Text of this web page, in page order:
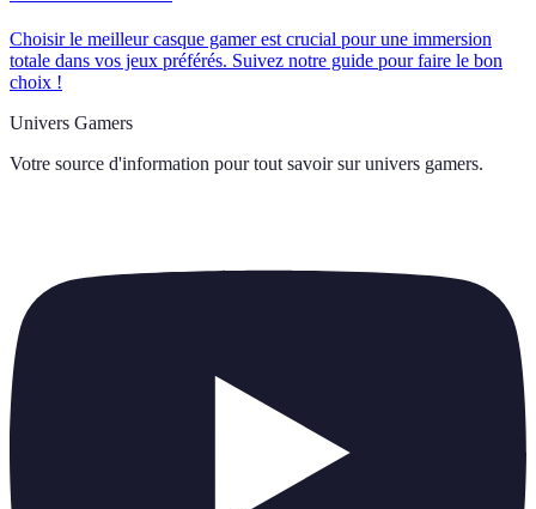
Choisir le meilleur casque gamer est crucial pour une immersion
totale dans vos jeux préférés. Suivez notre guide pour faire le bon
choix !
Univers Gamers
Votre source d'information pour tout savoir sur univers gamers.